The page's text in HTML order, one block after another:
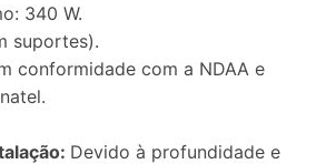
340 W.
suportes).
conformidade com a NDAA e
Devido à profundidade e